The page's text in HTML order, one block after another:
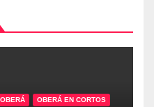
OBERÁ OBERÁ EN CORTOS